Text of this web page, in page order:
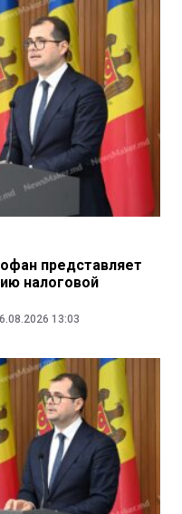
представляет
налоговой
13:03